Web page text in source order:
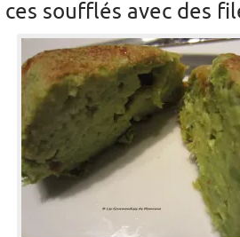
ces soufflés avec des